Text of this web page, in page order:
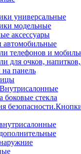
универсальные
модельные
аксессуары
автомобильные
телефонов и
для очков,
панель
боковые стекла